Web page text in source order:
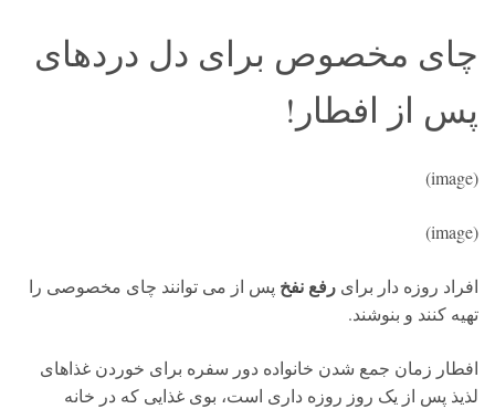
چای مخصوص برای دل دردهای
پس از افطار!
(image)
(image)
افراد روزه دار برای رفع نفخ پس از می توانند چای مخصوصی را
تهیه کنند و بنوشند.
افطار زمان جمع شدن خانواده دور سفره برای خوردن غذاهای
لذیذ پس از یک روز روزه داری است، بوی غذایی که در خانه